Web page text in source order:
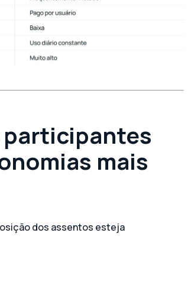
participantes
mais
dos assentos esteja